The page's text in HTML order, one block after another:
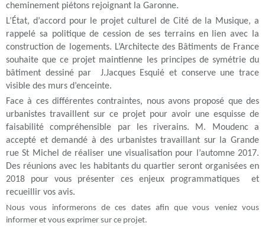
cheminement piétons rejoignant la Garonne.
L’État, d’accord pour le projet culturel de Cité de la Musique, a
rappelé sa politique de cession de ses terrains en lien avec la
construction de logements. L’Architecte des Bâtiments de France
souhaite que ce projet maintienne les principes de symétrie du
bâtiment dessiné par J.Jacques Esquié et conserve une trace
visible des murs d’enceinte.
Face à ces différentes contraintes, nous avons proposé que des
urbanistes travaillent sur ce projet pour avoir une esquisse de
faisabilité compréhensible par les riverains. M. Moudenc a
accepté et demandé à des urbanistes travaillant sur la Grande
rue St Michel de réaliser une visualisation pour l’automne 2017.
Des réunions avec les habitants du quartier seront organisées en
2018 pour vous présenter ces enjeux programmatiques et
recueillir vos avis.
Nous vous informerons de ces dates afin que vous veniez vous
informer et vous exprimer sur ce projet.